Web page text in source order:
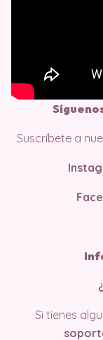
Suscríbete a
Si tienes